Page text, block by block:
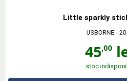
Little sparkly
USBORNE-
45,00
stoc